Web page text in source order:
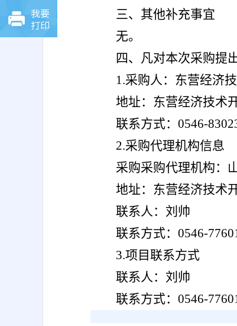
三、其他补充事宜
无。
四、凡对本次采购提
1.采购人：东营经济
地址： 东营经济技术
联系方式： 0546-
2.采购代理机构信息
采购采购代理机构：
地址：东营经济技术
联系人：刘帅
联系方式：0546-
3.项目联系方式
联系人：刘帅
联系方式：0546-
我要
打印